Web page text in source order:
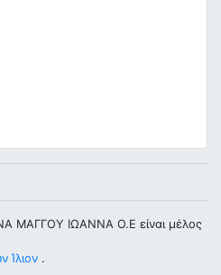
ΜΑΓΓΟΥ ΙΩΑΝΝΑ Ο.Ε είναι μέλος
Ίλιον .